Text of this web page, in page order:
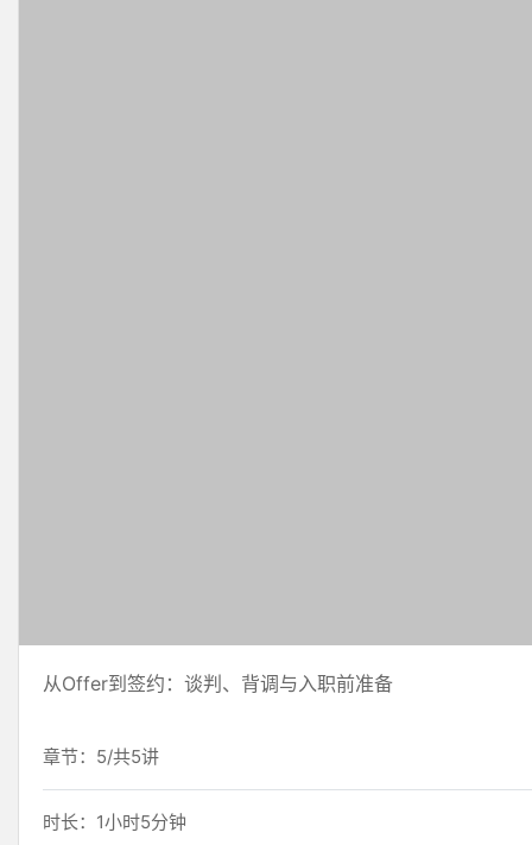
从Offer到签约：谈判、背调与入职前准备
章节：5/共5讲
时长：1小时5分钟